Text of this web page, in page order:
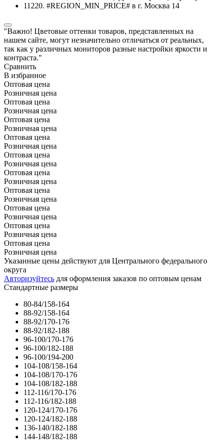
"Важно! Цветовые оттенки товаров, представленных на
нашем сайте, могут незначительно отличаться от реальных,
так как у различных мониторов разные настройки яркости и
контраста."
Сравнить
В избранное
Оптовая цена
Розничная цена
Оптовая цена
Розничная цена
Оптовая цена
Розничная цена
Оптовая цена
Розничная цена
Оптовая цена
Розничная цена
Оптовая цена
Розничная цена
Оптовая цена
Розничная цена
Оптовая цена
Розничная цена
Оптовая цена
Розничная цена
Оптовая цена
Розничная цена
Указанные цены действуют для Центрального федерального
округа
Авторизуйтесь для оформления заказов по оптовым ценам
Стандартные размеры
80-84/158-164
88-92/158-164
88-92/170-176
88-92/182-188
96-100/170-176
96-100/182-188
96-100/194-200
104-108/158-164
104-108/170-176
104-108/182-188
112-116/170-176
112-116/182-188
120-124/170-176
120-124/182-188
136-140/182-188
144-148/182-188